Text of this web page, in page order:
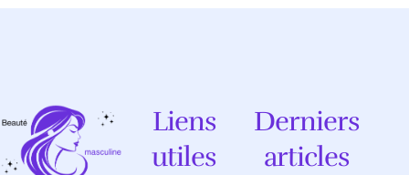
Liens
utiles
Derniers
articles